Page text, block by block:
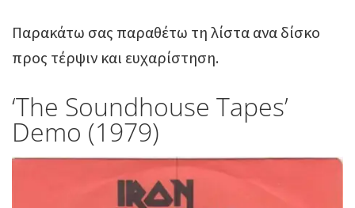
Παρακάτω σας παραθέτω τη λίστα ανα δίσκο
προς τέρψιν και ευχαρίστηση.
‘The Soundhouse Tapes’
Demo (1979)